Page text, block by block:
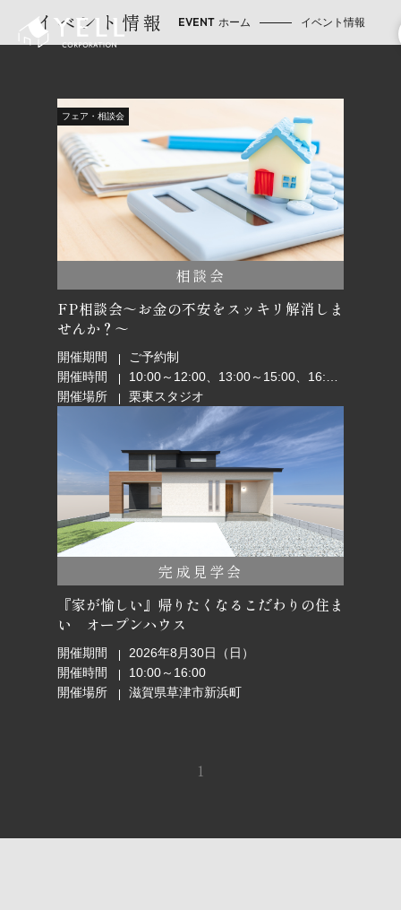
イベント情報 ホーム イベント情報
フェア・相談会
相談会
FP相談会～お金の不安をスッキリ解消しま
せんか？～
開催期間
ご予約制
開催時間
10:00～12:00、13:00～15:00、16:00～18:00
開催場所
栗東スタジオ
完成見学会
『家が愉しい』帰りたくなるこだわりの住ま
い オープンハウス
開催期間
2026年8月30日（日）
開催時間
10:00～16:00
開催場所
滋賀県草津市新浜町
1